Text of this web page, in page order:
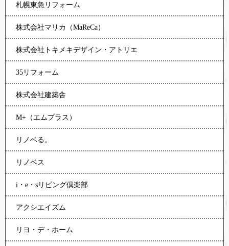
札幌東急リフォーム
株式会社マリカ（MaReCa）
株式会社トキメキデザイン・アトリエ
35リフォーム
株式会社建築舎
M+（エムプラス）
リノベる。
リノベス
i・e・sリビング倶楽部
アクシエイズム
リヨ・デ・ホーム